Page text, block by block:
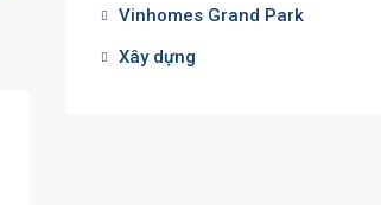
Vinhomes Grand Park
Xây dựng